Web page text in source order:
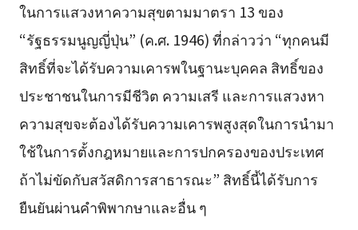
ในการแสวงหาความสุขตามมาตรา 13 ของ
“รัฐธรรมนูญญี่ปุ่น” (ค.ศ. 1946) ที่กล่าวว่า “ทุกคนมี
สิทธิ์ที่จะได้รับความเคารพในฐานะบุคคล สิทธิ์ของ
ประชาชนในการมีชีวิต ความเสรี และการแสวงหา
ความสุขจะต้องได้รับความเคารพสูงสุดในการนำมา
ใช้ในการตั้งกฎหมายและการปกครองของประเทศ
ถ้าไม่ขัดกับสวัสดิการสาธารณะ” สิทธิ์นี้ได้รับการ
ยืนยันผ่านคำพิพากษาและอื่น ๆ